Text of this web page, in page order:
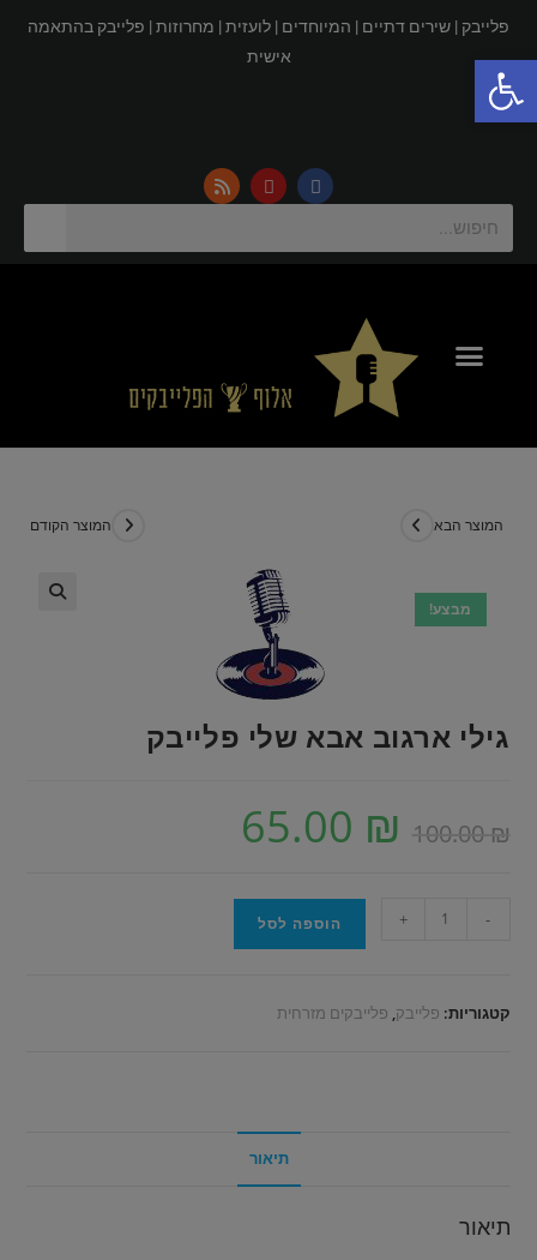
פתח סרגל נגישות
פלייבק | שירים דתיים | המיוחדים | לועזית | מחרוזות | פלייבק בהתאמה
אישית
מבצע!
המוצר הקודם המוצר הבא
גילי ארגוב אבא שלי פלייבק
100.00 ₪
65.00 ₪
-
+ הוספה לסל
קטגוריות: פלייבק פלייבקים מזרחית
תיאור
תיאור